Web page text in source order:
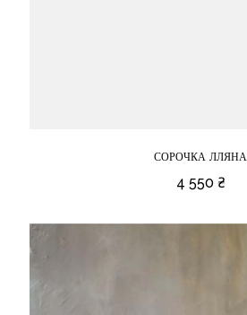
СОРОЧКА ЛЛЯНА
4 550 ₴